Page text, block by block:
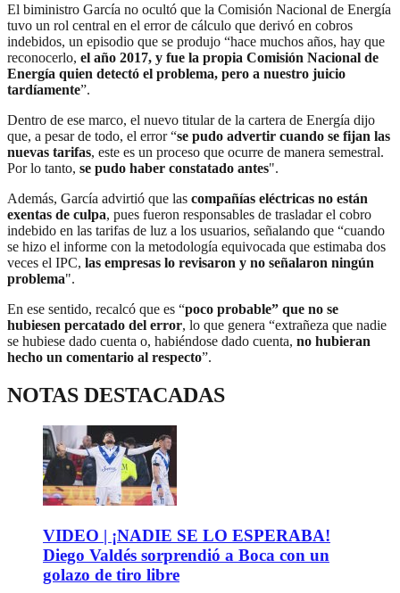
El biministro García no ocultó que la Comisión Nacional de Energía
tuvo un rol central en el error de cálculo que derivó en cobros
indebidos, un episodio que se produjo “hace muchos años, hay que
reconocerlo, el año 2017, y fue la propia Comisión Nacional de
Energía quien detectó el problema, pero a nuestro juicio
tardíamente”.
Dentro de ese marco, el nuevo titular de la cartera de Energía dijo
que, a pesar de todo, el error “se pudo advertir cuando se fijan las
nuevas tarifas, este es un proceso que ocurre de manera semestral.
Por lo tanto, se pudo haber constatado antes".
Además, García advirtió que las compañías eléctricas no están
exentas de culpa, pues fueron responsables de trasladar el cobro
indebido en las tarifas de luz a los usuarios, señalando que “cuando
se hizo el informe con la metodología equivocada que estimaba dos
veces el IPC, las empresas lo revisaron y no señalaron ningún
problema".
En ese sentido, recalcó que es “poco probable” que no se
hubiesen percatado del error, lo que genera “extrañeza que nadie
se hubiese dado cuenta o, habiéndose dado cuenta, no hubieran
hecho un comentario al respecto”.
NOTAS DESTACADAS
VIDEO | ¡NADIE SE LO ESPERABA!
Diego Valdés sorprendió a Boca con un
golazo de tiro libre